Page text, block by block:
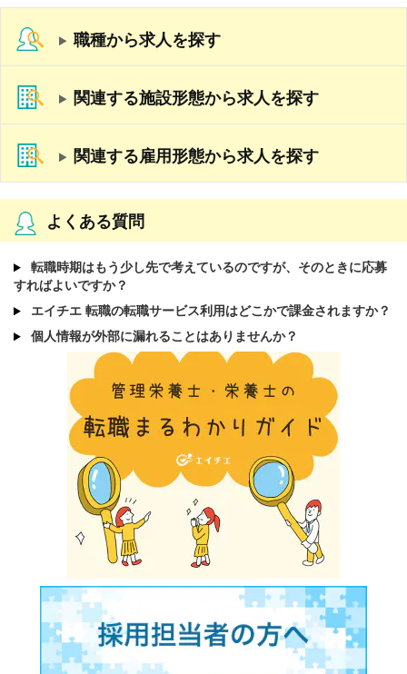
職種から求人を探す
関連する施設形態から求人を探す
関連する雇用形態から求人を探す
よくある質問
転職時期はもう少し先で考えているのですが、そのときに応募
すればよいですか？
エイチエ 転職の転職サービス利用はどこかで課金されますか？
個人情報が外部に漏れることはありませんか？